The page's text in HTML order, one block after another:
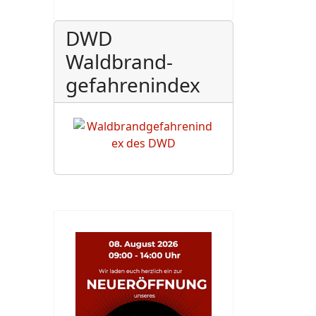
DWD
Waldbrand-
gefahrenindex